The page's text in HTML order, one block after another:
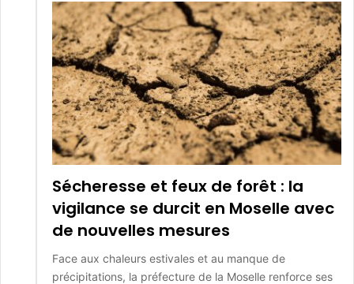
Sécheresse et feux de forêt : la
vigilance se durcit en Moselle avec
de nouvelles mesures
Face aux chaleurs estivales et au manque de
précipitations, la préfecture de la Moselle renforce ses